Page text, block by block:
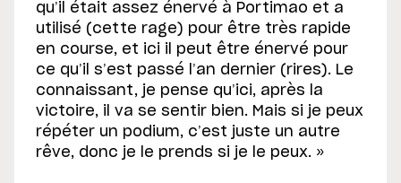
qu’il était assez énervé à Portimao et a
utilisé (cette rage) pour être très rapide
en course, et ici il peut être énervé pour
ce qu’il s’est passé l’an dernier (rires). Le
connaissant, je pense qu’ici, après la
victoire, il va se sentir bien. Mais si je peux
répéter un podium, c’est juste un autre
rêve, donc je le prends si je le peux. »